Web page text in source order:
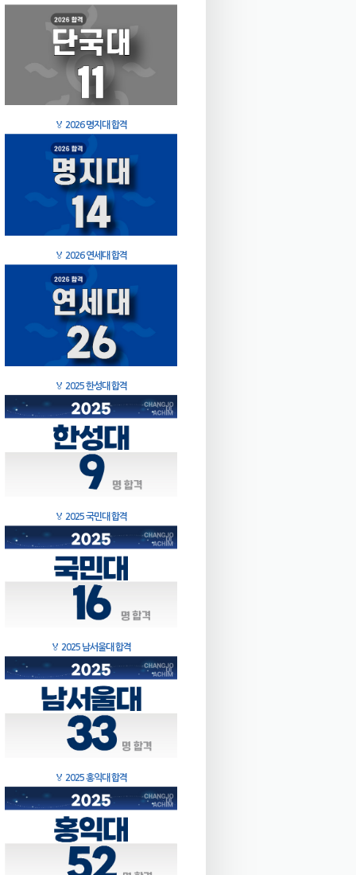
🏅 2026 명지대 합격
🏅 2026 연세대 합격
🏅 2025 한성대 합격
🏅 2025 국민대 합격
🏅 2025 남서울대 합격
🏅 2025 홍익대 합격